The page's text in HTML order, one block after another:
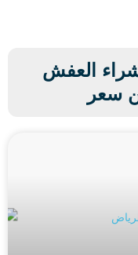
شراء العفش
سعر